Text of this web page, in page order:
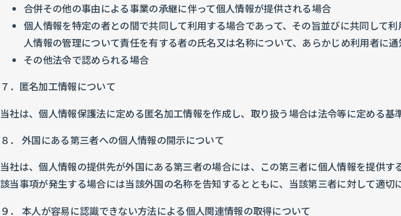
合併その他の事由による事業の承継に伴って個人情報が提供される場合
個人情報を特定の者との間で共同して利用する場合であって、その旨並びに共同して
人情報の管理について責任を有する者の氏名又は名称について、あらかじめ利用者に
その他法令で認められる場合
７．匿名加工情報について
当社は、個人情報保護法に定める匿名加工情報を作成し、取り扱う場合は法令等に定める
８． 外国にある第三者への個人情報の開示について
当社は、個人情報の提供先が外国にある第三者の場合には、この第三者に個人情報を提供
該当事項が発生する場合には当該外国の名称を告知するとともに、当該第三者に対して適切
９． 本人が容易に認識できない方法による個人関連情報の取得について